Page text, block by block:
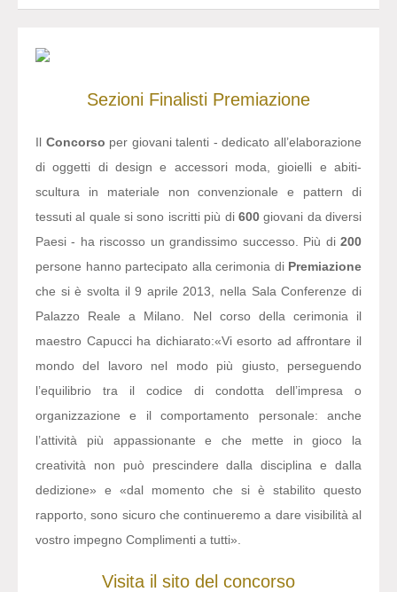
Sezioni Finalisti Premiazione
Il Concorso per giovani talenti - dedicato all’elaborazione
di oggetti di design e accessori moda, gioielli e abiti-
scultura in materiale non convenzionale e pattern di
tessuti al quale si sono iscritti più di 600giovani da diversi
Paesi - ha riscosso un grandissimo successo. Più di 200
persone hanno partecipato alla cerimonia di Premiazione
che si è svolta il 9 aprile 2013, nella Sala Conferenze di
Palazzo Reale a Milano. Nel corso della cerimonia il
maestro Capucci ha dichiarato:«Vi esorto ad affrontare il
mondo del lavoro nel modo più giusto, perseguendo
l’equilibrio tra il codice di condotta dell’impresa o
organizzazione e il comportamento personale: anche
l’attività più appassionante e che mette in gioco la
creatività non può prescindere dalla disciplina e dalla
dedizione» e «dal momento che si è stabilito questo
rapporto, sono sicuro che continueremo a dare visibilità al
vostro impegno Complimenti a tutti».
Visita il sito del concorso